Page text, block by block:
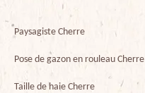
Paysagiste Cherre
Pose de gazon en rouleau Cherre
Taille de haie Cherre